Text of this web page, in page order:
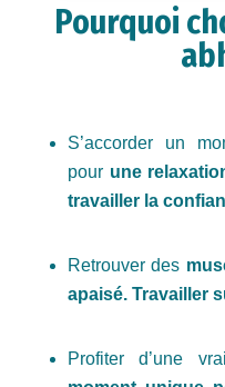
Pourquoi
S’accorder un
pour une
travailler la
Retrouver des
apaisé. Travailler
Profiter d’une